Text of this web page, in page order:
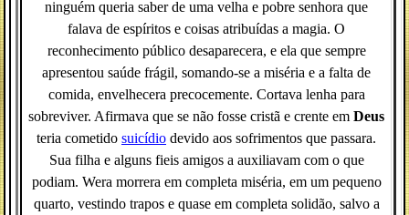
ninguém queria saber de uma velha e pobre senhora que
falava de espíritos e coisas atribuídas a magia. O
reconhecimento público desaparecera, e ela que sempre
apresentou saúde frágil, somando-se a miséria e a falta de
comida, envelhecera precocemente. Cortava lenha para
sobreviver. Afirmava que se não fosse cristã e crente em Deus
teria cometido suicídio devido aos sofrimentos que passara.
Sua filha e alguns fieis amigos a auxiliavam com o que
podiam. Wera morrera em completa miséria, em um pequeno
quarto, vestindo trapos e quase em completa solidão, salvo a